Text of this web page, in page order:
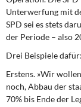
Unterwerfung mit
SPD sei es stets
der Periode – also
Drei Beispiele dafür:
Erstens. »Wir
noch, Abbau der
70% bis Ende der